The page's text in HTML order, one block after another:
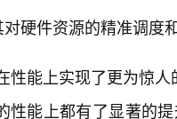
硬件资源的精准调度
性能上实现了更为惊
性能上都有了显著的